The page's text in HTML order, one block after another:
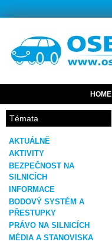
HOME
Témata
AKTUÁLNĚ
AKTIVITY
BEZPEČNOST NA
SILNICÍCH
INFORMACE
BODOVÝ SYSTÉM A
PŘESTUPKY
PRÁVO NA SILNICÍCH
MÉDIA A STANOVISKA